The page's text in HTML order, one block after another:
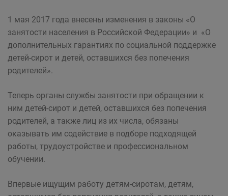
1 мая 2017 года внесены изменения в законы «О
занятости населения в Российской Федерации» и «О
дополнительных гарантиях по социальной поддержке
детей-сирот и детей, оставшихся без попечения
родителей».
Теперь органы службы занятости при обращении к
ним детей-сирот и детей, оставшихся без попечения
родителей, а также лиц из их числа, обязаны
оказывать им содействие в подборе подходящей
работы, трудоустройстве и профессиональном
обучении.
Впервые ищущим работу детям-сиротам, детям,